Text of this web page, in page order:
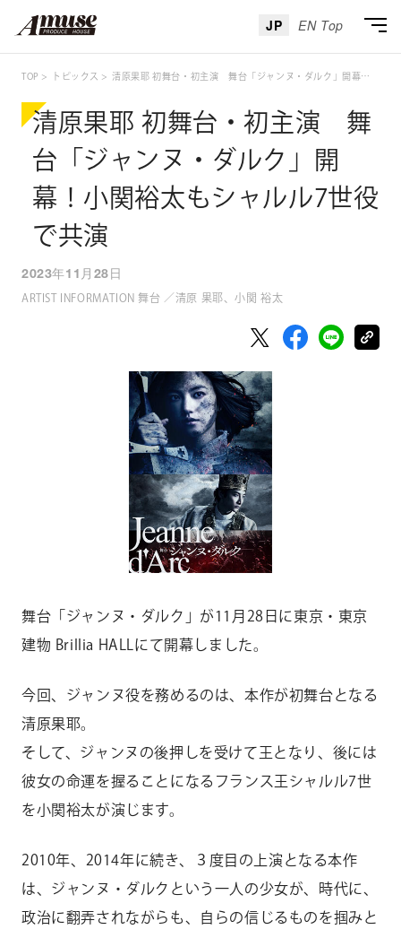
JP EN Top
CONTACT お問い合わせ
個人のお客様
法人のお客様
AUDITION アーティスト募集
Amuse Solution アミューズのソリューション
TOP トピックス 清原果耶 初舞台・初主演 舞台「ジャンヌ・ダルク」開幕！小関裕太もシャルル7世役で共演
清原果耶 初舞台・初主演 舞
台「ジャンヌ・ダルク」開
幕！小関裕太もシャルル7世役
で共演
2023年11月28日
ARTIST INFORMATION 舞台 ／清原 果耶、小関 裕太
舞台「ジャンヌ・ダルク」が11月28日に東京・東京
建物 Brillia HALLにて開幕しました。
今回、ジャンヌ役を務めるのは、本作が初舞台となる
清原果耶。
そして、ジャンヌの後押しを受けて王となり、後には
彼女の命運を握ることになるフランス王シャルル7世
を小関裕太が演じます。
2010年、2014年に続き、３度目の上演となる本作
は、ジャンヌ・ダルクという一人の少女が、時代に、
政治に翻弄されながらも、自らの信じるものを掴みと